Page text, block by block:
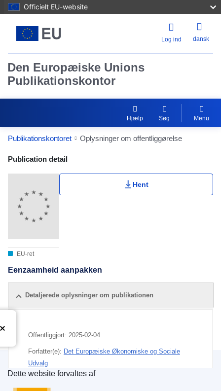
Officielt EU-website
Log ind dansk
Den Europæiske Unions
Publikationskontor
Hjælp Søg Menu
Publikationskontoret Oplysninger om offentliggørelse
Publication Detail Actions Portlet
Publication detail
EU-ret
Hent
Eenzaamheid aanpakken
Detaljerede oplysninger om publikationen
Offentliggjort: 2025-02-04
Forfatter(e): Det Europæiske Økonomiske og Sociale
Udvalg
Den Europæiske Unions Publikationskontor
Dette website forvaltes af